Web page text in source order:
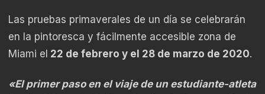
Las pruebas primaverales de un día se celebrarán
en la pintoresca y fácilmente accesible zona de
Miami el 22 de febrero y el 28 de marzo de 2020.
«El primer paso en el viaje de un estudiante-atleta